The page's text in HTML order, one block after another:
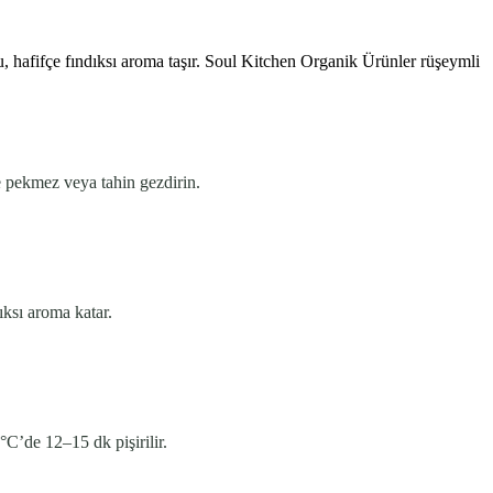
fındıksı aroma taşır. Soul Kitchen Organik Ürünler rüşeymli
veya tahin gezdirin.
aroma katar.
12–15 dk pişirilir.